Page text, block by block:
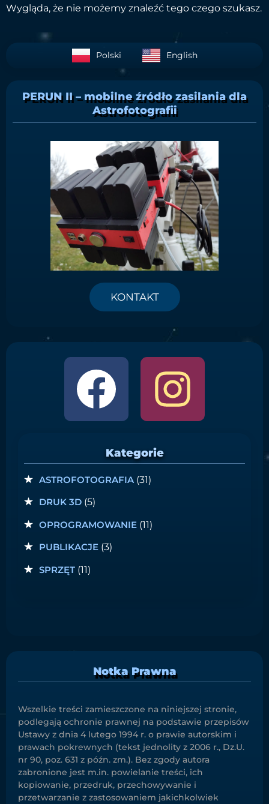
Wygląda, że nie możemy znaleźć tego czego szukasz.
Polski English
PERUN II – mobilne źródło zasilania dla
Astrofotografii
KONTAKT
Kategorie
ASTROFOTOGRAFIA (31)
DRUK 3D (5)
OPROGRAMOWANIE (11)
PUBLIKACJE (3)
SPRZĘT (11)
Notka Prawna
Wszelkie treści zamieszczone na niniejszej stronie,
podlegają ochronie prawnej na podstawie przepisów
Ustawy z dnia 4 lutego 1994 r. o prawie autorskim i
prawach pokrewnych (tekst jednolity z 2006 r., Dz.U.
nr 90, poz. 631 z późn. zm.). Bez zgody autora
zabronione jest m.in. powielanie treści, ich
kopiowanie, przedruk, przechowywanie i
przetwarzanie z zastosowaniem jakichkolwiek